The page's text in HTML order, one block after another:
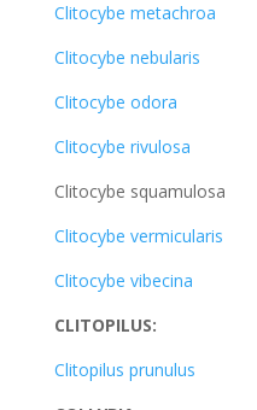
Clitocybe metachroa
Clitocybe nebularis
Clitocybe odora
Clitocybe rivulosa
Clitocybe squamulosa
Clitocybe vermicularis
Clitocybe vibecina
CLITOPILUS:
Clitopilus prunulus